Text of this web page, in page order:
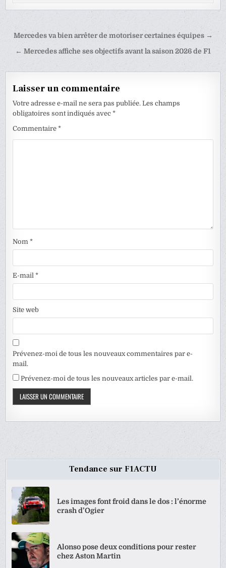
Navigation
de
Mercedes va bien arrêter de motoriser certaines équipes →
← Mercedes affiche ses objectifs avant la saison 2026 de F1
Laisser un commentaire
Votre adresse e-mail ne sera pas publiée. Les champs
obligatoires sont indiqués avec*
Commentaire*
Nom*
E-mail*
Site web
Prévenez-moi de tous les nouveaux commentaires par e-
mail.
Prévenez-moi de tous les nouveaux articles par e-mail.
Tendance sur F1ACTU
Les images font froid dans le dos : l’énorme
crash d’Ogier
Alonso pose deux conditions pour rester
chez Aston Martin